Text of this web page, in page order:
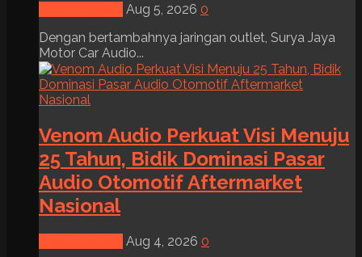
Aug 5, 2026 0
Dengan bertambahnya jaringan outlet, Surya Jaya
Motor Car Audio...
Venom Audio Perkuat Visi Menuju
25 Tahun, Bidik Dominasi Pasar
Audio Otomotif Aftermarket
Nasional
Aug 4, 2026 0